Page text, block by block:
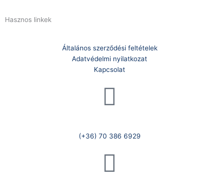
Hasznos linkek
Általános szerződési feltételek
Adatvédelmi nyilatkozat
Kapcsolat
(+36) 70 386 6929